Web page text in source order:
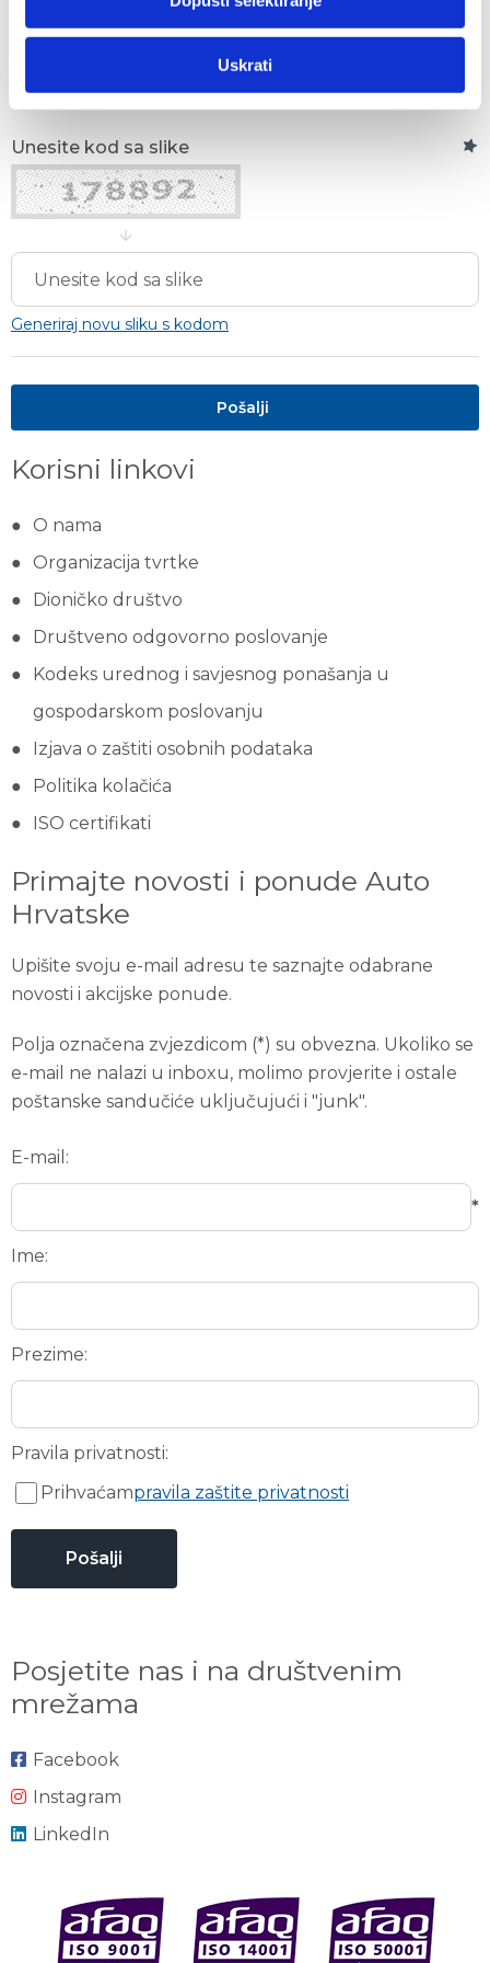
Uskrati
Generiraj novu sliku s kodom
Unesite kod sa slike
Korisni linkovi
O nama
Organizacija tvrtke
Dioničko društvo
Društveno odgovorno poslovanje
Kodeks urednog i savjesnog ponašanja u
gospodarskom poslovanju
Izjava o zaštiti osobnih podataka
Politika kolačića
ISO certifikati
Primajte novosti i ponude Auto
Hrvatske
Upišite svoju e-mail adresu te saznajte odabrane
novosti i akcijske ponude.
Polja označena zvjezdicom (*) su obvezna. Ukoliko se
e-mail ne nalazi u inboxu, molimo provjerite i ostale
poštanske sandučiće uključujući i "junk".
E-mail:
*
Ime:
Prezime:
Pravila privatnosti:
Prihvaćampravila zaštite privatnosti
Posjetite nas i na društvenim
mrežama
Facebook
Instagram
LinkedIn